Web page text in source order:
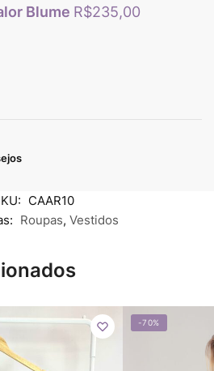
R$235,00
CAAR10
Roupas, Vestidos
-70%